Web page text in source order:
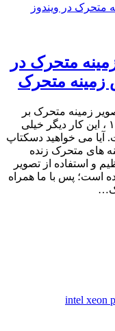
متحرک در
زمینه متحرک
زمینه متحرک بر
روی تنظیمات ویندوز بود. با ویندوز ۱۰ ، این کار دیگر خیلی
آیا می خواهید دسکتاپ
زمینه های متحرک زنده
و استفاده از تصویر
ویندوز ۱۰ آورده شده است؛ پس با ما همراه